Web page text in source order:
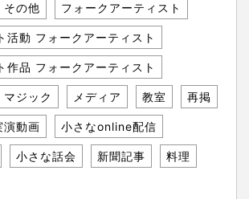
その他 フォークアーティスト
活動 フォークアーティスト
作品 フォークアーティスト
マジック メディア 教室 再掲
演動画 小さなonline配信
小さな話会 新聞記事 料理